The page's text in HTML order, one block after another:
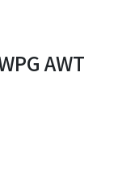
AWT